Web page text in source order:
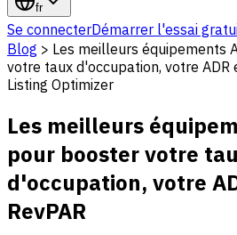
fr
Se connecterDémarrer l'essai
Blog > Les meilleurs équipements
votre taux d'occupation, votre ADR
Listing Optimizer
Les meilleurs
pour booster votre
d'occupation, votre
RevPAR